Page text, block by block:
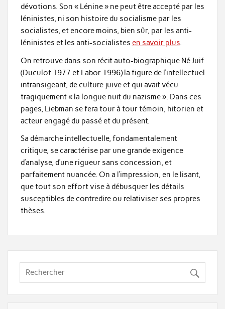
dévotions. Son « Lénine » ne peut être accepté par les
léninistes, ni son histoire du socialisme par les
socialistes, et encore moins, bien sûr, par les anti-
léninistes et les anti-socialistes en savoir plus.
On retrouve dans son récit auto-biographique Né Juif
(Duculot 1977 et Labor 1996) la figure de l’intellectuel
intransigeant, de culture juive et qui avait vécu
tragiquement « la longue nuit du nazisme ». Dans ces
pages, Liebman se fera tour à tour témoin, hitorien et
acteur engagé du passé et du présent.
Sa démarche intellectuelle, fondamentalement
critique, se caractérise par une grande exigence
d’analyse, d’une rigueur sans concession, et
parfaitement nuancée. On a l’impression, en le lisant,
que tout son effort vise à débusquer les détails
susceptibles de contredire ou relativiser ses propres
thèses.